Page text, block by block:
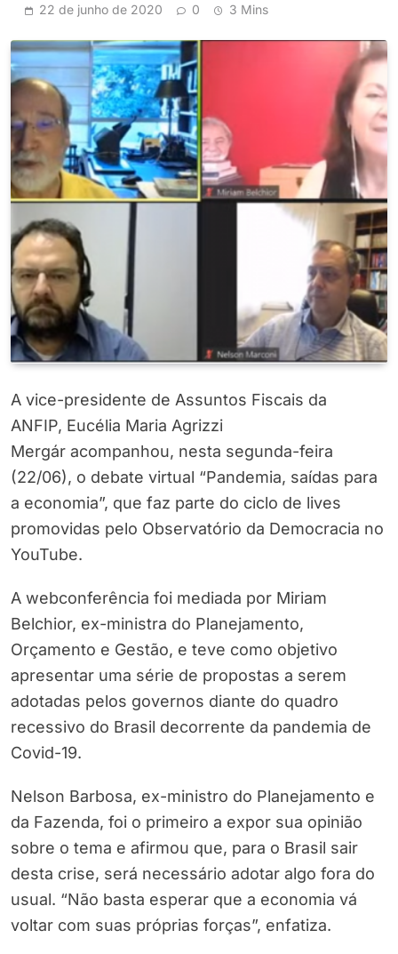
22 de junho de 2020 0 3 Mins
A vice-presidente de Assuntos Fiscais da
ANFIP, Eucélia Maria Agrizzi
Mergár acompanhou, nesta segunda-feira
(22/06), o debate virtual “Pandemia, saídas para
a economia”, que faz parte do ciclo de lives
promovidas pelo Observatório da Democracia no
YouTube.
A webconferência foi mediada por Miriam
Belchior, ex-ministra do Planejamento,
Orçamento e Gestão, e teve como objetivo
apresentar uma série de propostas a serem
adotadas pelos governos diante do quadro
recessivo do Brasil decorrente da pandemia de
Covid-19.
Nelson Barbosa, ex-ministro do Planejamento e
da Fazenda, foi o primeiro a expor sua opinião
sobre o tema e afirmou que, para o Brasil sair
desta crise, será necessário adotar algo fora do
usual. “Não basta esperar que a economia vá
voltar com suas próprias forças”, enfatiza.